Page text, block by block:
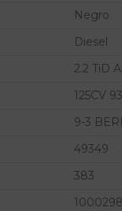
Negro
Diesel
2.2 TiD
125CV
9-3
49349
383